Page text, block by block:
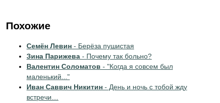
Похожие
Семён Левин - Берёза пушистая
Зина Парижева - Почему так больно?
Валентин Соломатов - "Когда я совсем был
маленький..."
Иван Саввич Никитин - День и ночь с тобой жду
встречи…